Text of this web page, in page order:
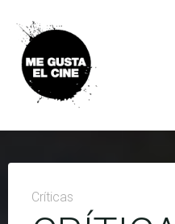
content
CINE
Críticas